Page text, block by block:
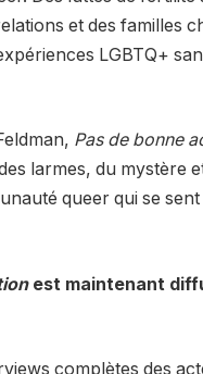
et des familles
LGBTQ+
Pas de bonne
larmes, du mystère
queer qui se
est maintenant
complètes des